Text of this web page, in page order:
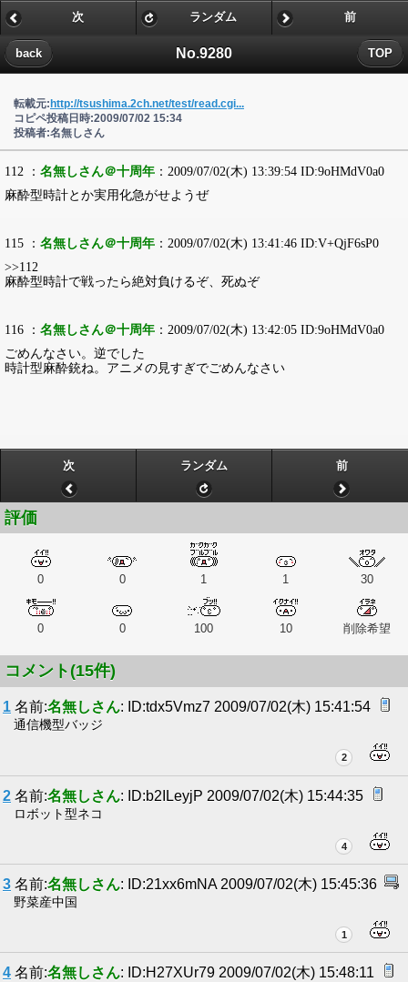
No.9280
back TOP
次 ランダム 前
転載元: http://tsushima.2ch.net/test/read.cgi...
コピペ投稿日時:2009/07/02 15:34
投稿者:名無しさん
112 ： 名無しさん＠十周年 ：2009/07/02(木) 13:39:54 ID:9oHMdV0a0
麻酔型時計とか実用化急がせようぜ
115 ： 名無しさん＠十周年 ：2009/07/02(木) 13:41:46 ID:V+QjF6sP0
>>112
麻酔型時計で戦ったら絶対負けるぞ、死ぬぞ
116 ： 名無しさん＠十周年 ：2009/07/02(木) 13:42:05 ID:9oHMdV0a0
ごめんなさい。逆でした
時計型麻酔銃ね。アニメの見すぎでごめんなさい
次 ランダム 前
評価
0 0 1 1 30
0 0 100 10 削除希望
コメント(15件)
1 名前:名無しさん: ID:tdx5Vmz7 2009/07/02(木) 15:41:54
通信機型バッジ
2
2 名前:名無しさん: ID:b2ILeyjP 2009/07/02(木) 15:44:35
ロボット型ネコ
4
3 名前:名無しさん: ID:21xx6mNA 2009/07/02(木) 15:45:36
野菜産中国
1
4 名前:名無しさん: ID:H27XUr79 2009/07/02(木) 15:48:11